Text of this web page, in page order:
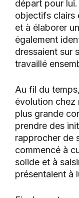
départ pour
objectifs clairs
et à élaborer
également
dressaient sur
travaillé
Au fil du
évolution chez
plus grande
prendre des
rapprocher de
commencé à
solide et à
présentaient à